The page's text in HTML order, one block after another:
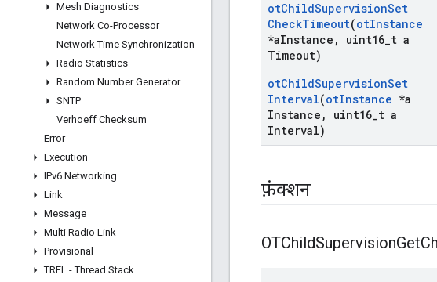
Mesh Diagnostics
Network Co-Processor
Network Time Synchronization
Radio Statistics
Random Number Generator
SNTP
Verhoeff Checksum
Error
Execution
IPv6 Networking
Link
Message
Multi Radio Link
Provisional
TREL - Thread Stack
otChildSupervisionSet
CheckTimeout(otInstance
*aInstance , uint16 t a
Timeout)
otChildSupervisionSet
Interval(otInstance *a
Instance , uint16 t a
Interval)
फ़ंक्शन
OTChildSupervisionGet